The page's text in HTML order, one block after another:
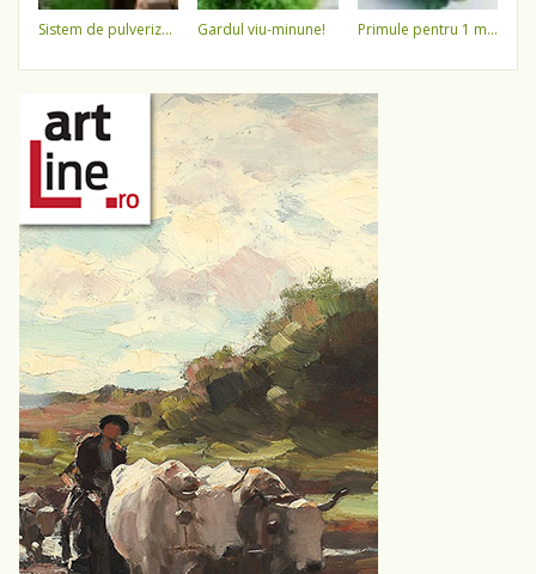
sistem de pulverizare a apei gardul viu-minune! primule pentru 1 martie 3,5 lei / ghiveci !!!!